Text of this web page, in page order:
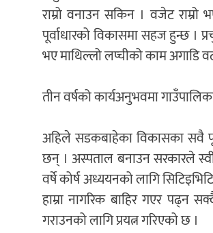
राम्रो वनाउन सकिन । वजेट
पूर्वाधारको विकासमा सहज हुन्छ ।
भए माथिल्लो लप्चीको काम अगाडि
तीन वर्षको कार्यअनुभवमा
अहिले सडकबाहेका विकासका सवै
छन् । अस्पताल बनाउन सरकारले
वर्षे कोर्ष अध्ययनको लागि
हाम्रा नागरिक बाहिर गएर पढ्न
गराउनको लागि प्रयत्न गरिएको छ ।